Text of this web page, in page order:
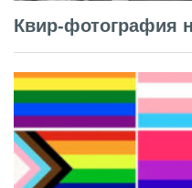
Квир-фотография